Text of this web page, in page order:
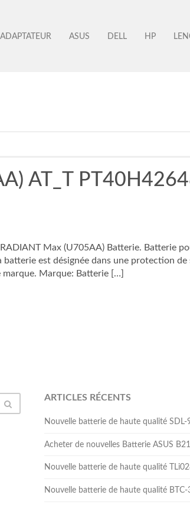
ADAPTATEUR ASUS DELL HP
AT_T
Max (U705AA) Batterie. Batterie
est désignée dans une protection
Marque: Batterie […]
ARTICLES RÉCENTS
Nouvelle batterie de haute qualité
Acheter de nouvelles Batterie ASUS
Nouvelle batterie de haute qualité
Nouvelle batterie de haute qualité